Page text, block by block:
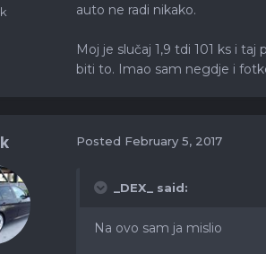
auto ne radi nikako.
Moj je slučaj 1,9 tdi 101 ks i
biti to. Imao sam negdje i
Posted February 5, 2017
_DEX_ said:
Na ovo sam ja mislio